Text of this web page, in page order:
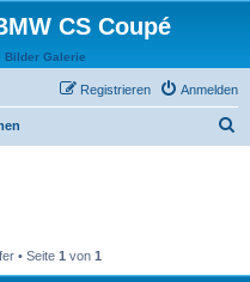
CS Coupé
Bilder Galerie
Anmelden
Registrieren
• Seite 1 von 1